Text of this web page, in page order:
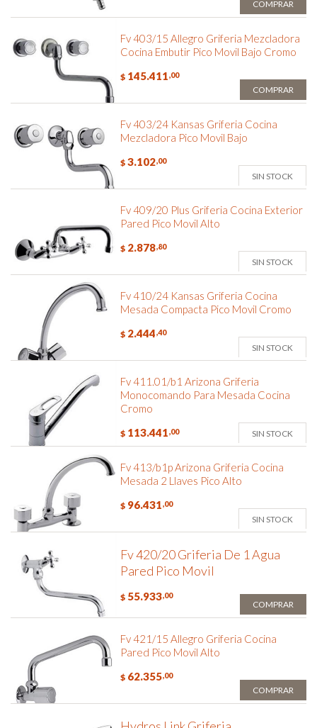
COMPRAR
Fv 403/15 Allegro Griferia Mezcladora
Cocina Embutir Pico Movil Bajo Cromo
$ 145.411,00
COMPRAR
Fv 403/24 Kansas Griferia Cocina
Mezcladora Pico Movil Bajo
$ 3.102,00
SIN STOCK
Fv 409/20 Plus Griferia Cocina Exterior
Pared Pico Movil Alto
$ 2.878,80
SIN STOCK
Fv 410/24 Kansas Griferia Cocina
Mesada Compacta Pico Movil Cromo
$ 2.444,40
SIN STOCK
Fv 411.01/b1 Arizona Griferia
Monocomando Para Mesada Cocina
Cromo
$ 113.441,00 SIN STOCK
Fv 413/b1p Arizona Griferia Cocina
Mesada 2 Llaves Pico Alto
$ 96.431,00
SIN STOCK
Fv 420/20 Griferia De 1 Agua
Pared Pico Movil
$ 55.933,00
COMPRAR
Fv 421/15 Allegro Griferia Cocina
Pared Pico Movil Alto
$ 62.355,00
COMPRAR